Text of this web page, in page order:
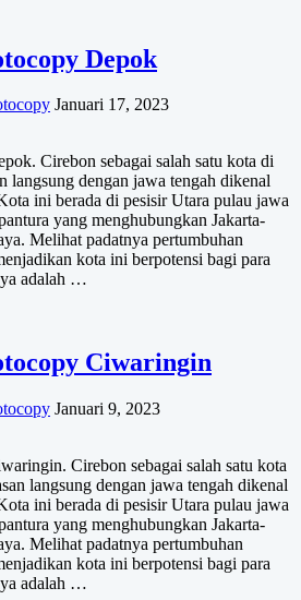
Depok
Januari 17, 2023
Cirebon sebagai salah satu kota di
langsung dengan jawa tengah dikenal
ini berada di pesisir Utara pulau jawa
yang menghubungkan Jakarta-
Melihat padatnya pertumbuhan
kota ini berpotensi bagi para
adalah …
Ciwaringin
Januari 9, 2023
Cirebon sebagai salah satu kota
langsung dengan jawa tengah dikenal
ini berada di pesisir Utara pulau jawa
yang menghubungkan Jakarta-
Melihat padatnya pertumbuhan
kota ini berpotensi bagi para
adalah …